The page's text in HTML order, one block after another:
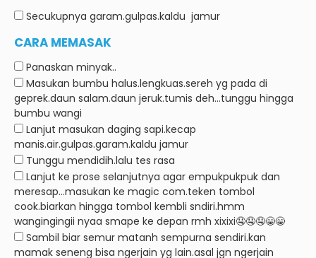
Secukupnya garam.gulpas.kaldu jamur
CARA MEMASAK
Panaskan minyak..
Masukan bumbu halus.lengkuas.sereh yg pada di
geprek.daun salam.daun jeruk.tumis deh…tunggu hingga
bumbu wangi
Lanjut masukan daging sapi.kecap
manis.air.gulpas.garam.kaldu jamur
Tunggu mendidih.lalu tes rasa
Lanjut ke prose selanjutnya agar empukpukpuk dan
meresap…masukan ke magic com.teken tombol
cook.biarkan hingga tombol kembli sndiri.hmm
wangingingii nyaa smape ke depan rmh xixixi🤤🤤🤤😁😁
Sambil biar semur matanh sempurna sendiri.kan
mamak seneng bisa ngerjain yg lain.asal jgn ngerjain